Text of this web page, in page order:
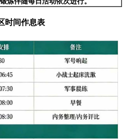
时间作息表